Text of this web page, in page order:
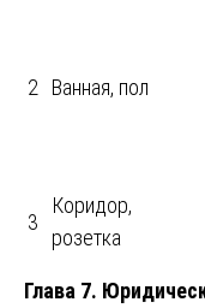
2 Ванная, пол
3
Коридор,
розетка
Глава 7.